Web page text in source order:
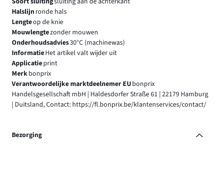
Halslijnronde hals
Lengteop de knie
Mouwlengtezonder mouwen
Onderhoudsadvies30°C (machinewas)
InformatieHet artikel valt wijder uit
Applicatieprint
Merkbonprix
Verantwoordelijke marktdeelnemer EUbonprix
Handelsgesellschaft mbH | Haldesdorfer Straße 61 | 22179 Hamburg
| Duitsland, Contact: https://fl.bonprix.be/klantenservices/contact/
Bezorging